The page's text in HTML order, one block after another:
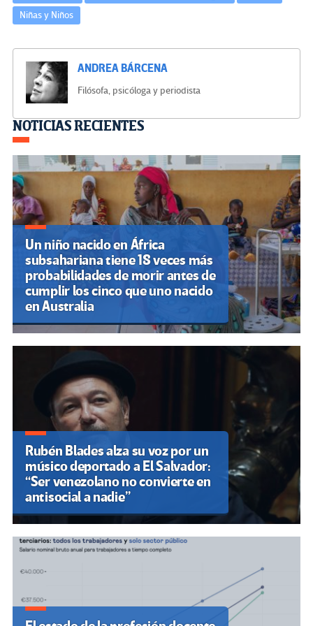
Niñas y Niños
ANDREA BÁRCENA
Filósofa, psicóloga y periodista
Navegación
de
entradas
NOTICIAS RECIENTES
Un niño nacido en África
subsahariana tiene 18 veces más
probabilidades de morir antes de
cumplir los cinco que uno nacido
en Australia
Rubén Blades alza su voz por un
músico deportado a El Salvador:
“Ser venezolano no convierte en
antisocial a nadie”